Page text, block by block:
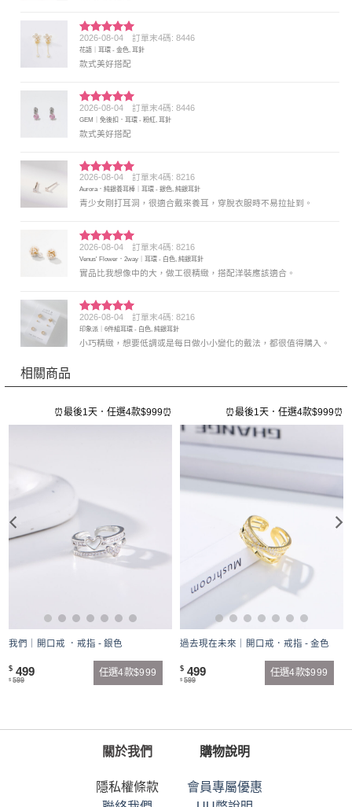
評分5 滿
分 5
2026-08-04 訂單末4碼: 8446
花語｜耳環 - 金色, 耳針
款式美好搭配
評分5 滿
分 5
2026-08-04 訂單末4碼: 8446
GEM｜免後扣．耳環 - 粉紅, 耳針
款式美好搭配
評分5 滿
分 5
2026-08-04 訂單末4碼: 8216
Aurora．純銀養耳棒｜耳環 - 銀色, 純銀耳針
青少女剛打耳洞，很適合戴來養耳，穿脫衣服時不易拉扯到。
評分5 滿
分 5
2026-08-04 訂單末4碼: 8216
Venus' Flower．2way｜耳環 - 白色, 純銀耳針
實品比我想像中的大，做工很精緻，搭配洋裝應該適合。
評分5滿
分 5
2026-08-04 訂單末4碼: 8216
印象派｜6件組耳環 - 白色, 純銀耳針
小巧精緻，想要低調或是每日做小小變化的戴法，都很值得購入。
相關商品
⏰最後1天．任選4款$999⏰
我們｜開口戒 ．戒指 - 銀色
$ 499
$ 599
任選4款$999
⏰最後1天．任選4款$999⏰
過去現在未來｜開口戒．戒指 - 金色
$ 499
$ 599
任選4款$999
關於我們
隱私權條款
購物說明
會員專屬優惠